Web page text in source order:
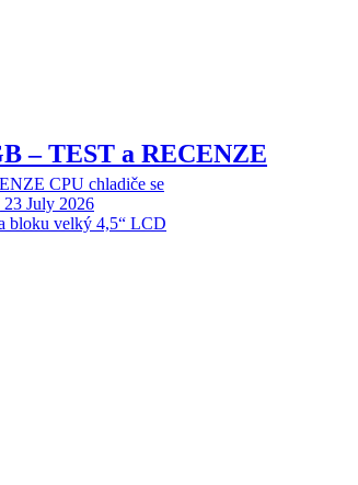
– TEST a RECENZE
CPU chladiče se
23 July 2026
bloku velký 4,5“ LCD